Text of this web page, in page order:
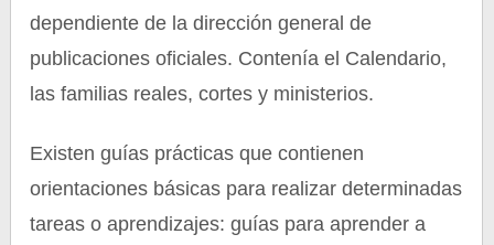
dependiente de la dirección general de
publicaciones oficiales. Contenía el Calendario,
las familias reales, cortes y ministerios.
Existen guías prácticas que contienen
orientaciones básicas para realizar determinadas
tareas o aprendizajes: guías para aprender a